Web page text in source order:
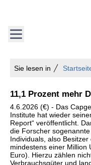
Sie lesen in
11,1 Prozent mehr
4.6.2026 (€) - Das
Institute hat wieder
Report“ veröffentlicht.
die Forscher
Individuals, also
mindestens einer Million
Euro). Hierzu zählen
Verbrauchsgüter und